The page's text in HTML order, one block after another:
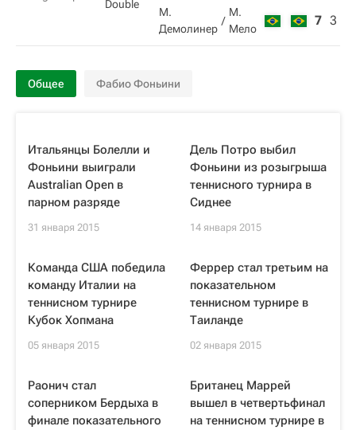
Double
М.
Демолинер
М.
Мело
7 3
Общее Фабио Фоньини
Итальянцы Болелли и
Фоньини выиграли
Australian Open в
парном разряде
31 января 2015
Дель Потро выбил
Фоньини из розыгрыша
теннисного турнира в
Сиднее
14 января 2015
Команда США победила
команду Италии на
теннисном турнире
Кубок Хопмана
05 января 2015
Феррер стал третьим на
показательном
теннисном турнире в
Таиланде
02 января 2015
Раонич стал
соперником Бердыха в
финале показательного
Британец Маррей
вышел в четвертьфинал
на теннисном турнире в